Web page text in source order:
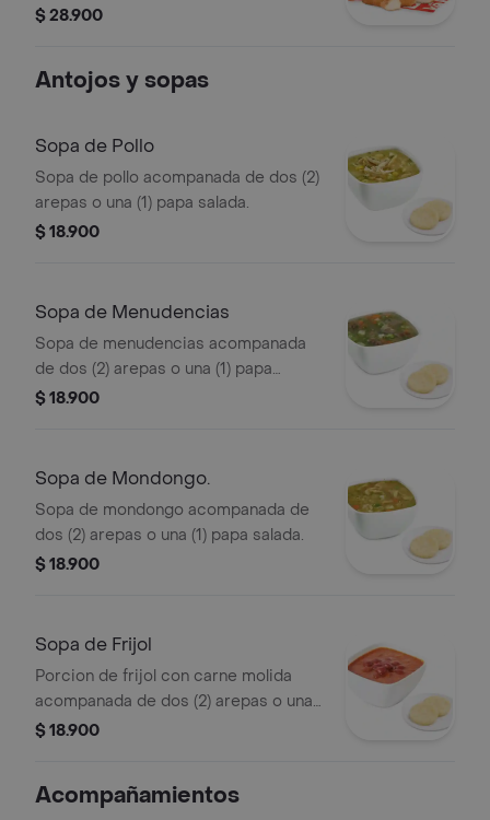
caja o coca cola, 1 juguete de
$ 28.900
Antojos y sopas
Sopa de Pollo
Sopa de pollo acompanada de dos (2)
arepas o una (1) papa salada.
$ 18.900
Sopa de Menudencias
Sopa de menudencias acompanada
de dos (2) arepas o una (1) papa
salada.
$ 18.900
Sopa de Mondongo.
Sopa de mondongo acompanada de
dos (2) arepas o una (1) papa salada.
$ 18.900
Sopa de Frijol
Porcion de frijol con carne molida
acompanada de dos (2) arepas o una
(1) papa salada.
$ 18.900
Acompañamientos